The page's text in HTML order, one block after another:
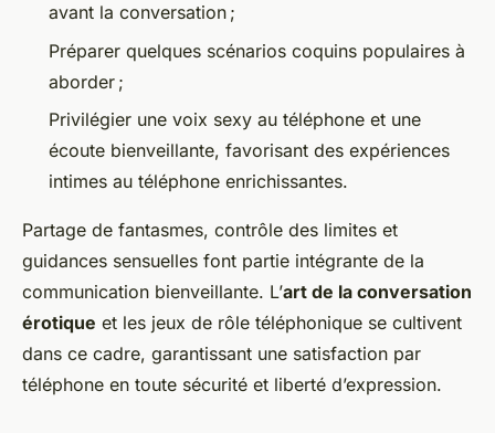
avant la conversation ;
Préparer quelques scénarios coquins populaires à
aborder ;
Privilégier une voix sexy au téléphone et une
écoute bienveillante, favorisant des expériences
intimes au téléphone enrichissantes.
Partage de fantasmes, contrôle des limites et
guidances sensuelles font partie intégrante de la
communication bienveillante. L’art de la conversation
érotique et les jeux de rôle téléphonique se cultivent
dans ce cadre, garantissant une satisfaction par
téléphone en toute sécurité et liberté d’expression.